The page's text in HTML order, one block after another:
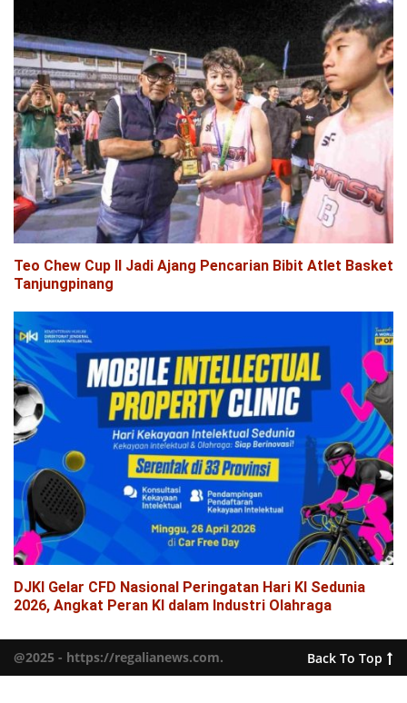
Teo Chew Cup II Jadi Ajang Pencarian Bibit Atlet Basket
Tanjungpinang
DJKI Gelar CFD Nasional Peringatan Hari KI Sedunia
2026, Angkat Peran KI dalam Industri Olahraga
@2025 - https://regalianews.com. Back To Top